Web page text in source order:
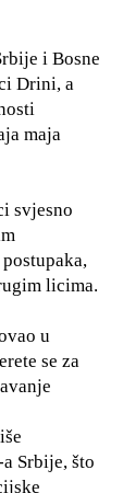
i Bosne
Drini, a
maja
svjesno
licima.
u
se za
Srbije, što